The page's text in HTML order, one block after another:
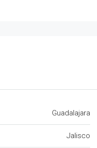
Guadalajara
Jalisco